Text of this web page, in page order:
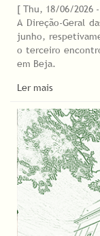
[ Thu, 18/06/2026
A Direção-Geral
junho,
o terceiro
em Beja.
Ler mais